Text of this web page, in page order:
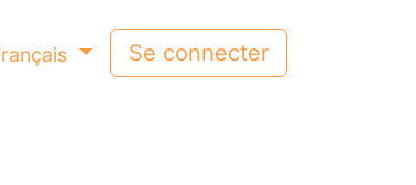
Se connecter